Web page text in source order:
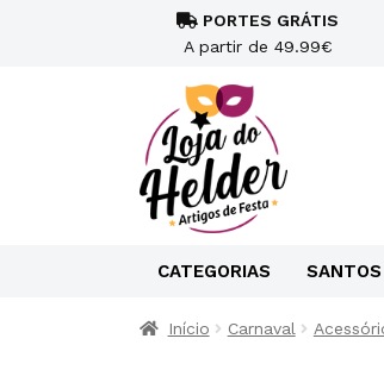
PORTES GRÁTIS
A partir de 49.99€
CATEGORIAS
Início Carnaval